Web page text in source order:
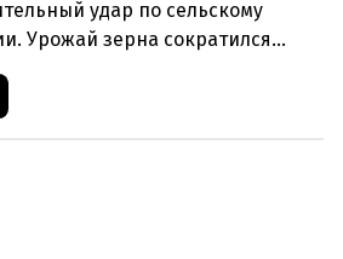
удар по сельскому
Урожай зерна сократился
80 процентов.